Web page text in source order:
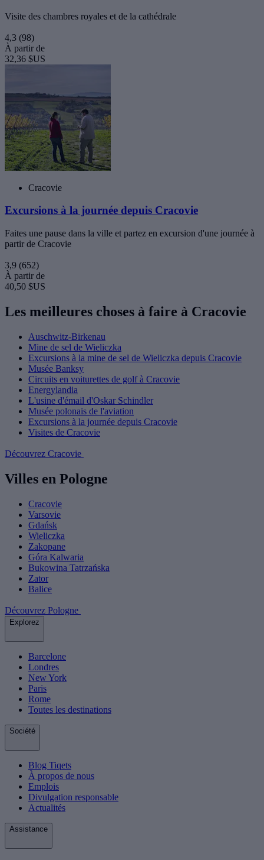
Visite des chambres royales et de la cathédrale
4,3 (98)
À partir de
32,36 $US
Cracovie
Excursions à la journée depuis Cracovie
Faites une pause dans la ville et partez en excursion d'une journée à
partir de Cracovie
3,9 (652)
À partir de
40,50 $US
Les meilleures choses à faire à Cracovie
Auschwitz-Birkenau
Mine de sel de Wieliczka
Excursions à la mine de sel de Wieliczka depuis Cracovie
Musée Banksy
Circuits en voiturettes de golf à Cracovie
Energylandia
L'usine d'émail d'Oskar Schindler
Musée polonais de l'aviation
Excursions à la journée depuis Cracovie
Visites de Cracovie
Découvrez Cracovie
Villes en Pologne
Cracovie
Varsovie
Gdańsk
Wieliczka
Zakopane
Góra Kalwaria
Bukowina Tatrzańska
Zator
Balice
Découvrez Pologne
Explorez
Barcelone
Londres
New York
Paris
Rome
Toutes les destinations
Société
Blog Tiqets
À propos de nous
Emplois
Divulgation responsable
Actualités
Assistance